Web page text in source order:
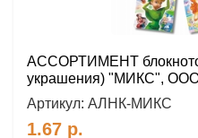
АССОРТИМЕНТ
украшения) "МИКС",
Артикул: АЛНК-МИКС
1.67 р.